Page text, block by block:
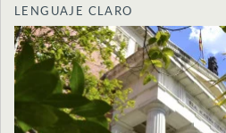
LENGUAJE CLARO